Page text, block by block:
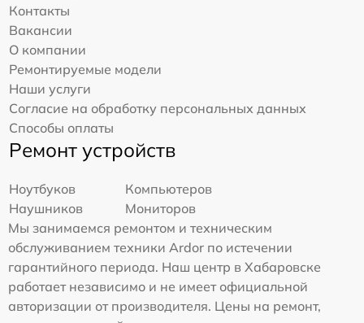
Контакты
Вакансии
О компании
Ремонтируемые модели
Наши услуги
Согласие на обработку персональных данных
Способы оплаты
Ремонт устройств
Ноутбуков
Компьютеров
Наушников
Мониторов
Мы занимаемся ремонтом и техническим
обслуживанием техники Ardor по истечении
гарантийного периода. Наш центр в Хабаровске
работает независимо и не имеет официальной
авторизации от производителя. Цены на ремонт,